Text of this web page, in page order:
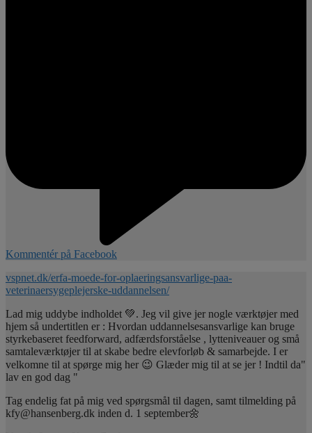
Kommentér på Facebook
vspnet.dk/erfa-moede-for-oplaeringsansvarlige-paa-
veterinaersygeplejerske-uddannelsen/
Lad mig uddybe indholdet 💚. Jeg vil give jer nogle værktøjer med
hjem så undertitlen er : Hvordan uddannelsesansvarlige kan bruge
styrkebaseret feedforward, adfærdsforståelse , lytteniveauer og små
samtaleværktøjer til at skabe bedre elevforløb & samarbejde. I er
velkomne til at spørge mig her 😉 Glæder mig til at se jer ! Indtil da"
lav en god dag "
Tag endelig fat på mig ved spørgsmål til dagen, samt tilmelding på
kfy@hansenberg.dk inden d. 1 september🌼